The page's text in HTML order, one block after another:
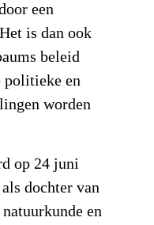
een
is dan ook
beleid
politieke en
worden
op 24 juni
dochter van
en